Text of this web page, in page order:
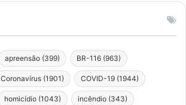
apreensão (399) BR-116 (963)
Coronavírus (1901) COVID-19 (1944)
homicídio (1043) incêndio (343)